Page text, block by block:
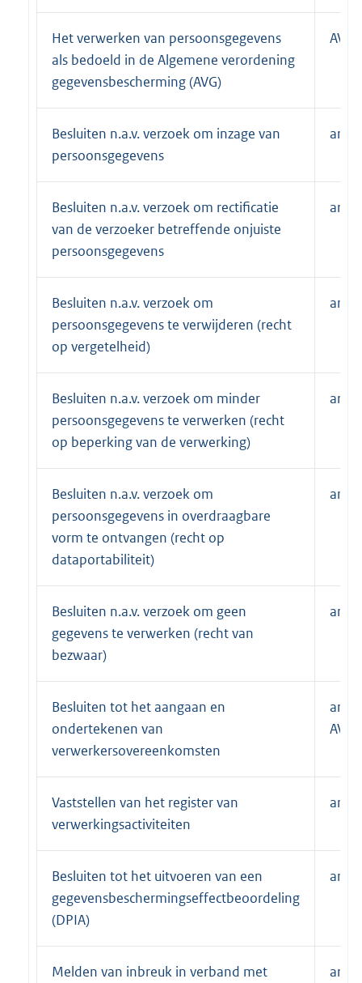
Het verwerken van persoonsgegevens
als bedoeld in de Algemene verordening
gegevensbescherming (AVG)
AVG
Besluiten n.a.v. verzoek om inzage van
persoonsgegevens
art.
Besluiten n.a.v. verzoek om rectificatie
van de verzoeker betreffende onjuiste
persoonsgegevens
art.
Besluiten n.a.v. verzoek om
persoonsgegevens te verwijderen (recht
op vergetelheid)
art.
Besluiten n.a.v. verzoek om minder
persoonsgegevens te verwerken (recht
op beperking van de verwerking)
art.
Besluiten n.a.v. verzoek om
persoonsgegevens in overdraagbare
vorm te ontvangen (recht op
dataportabiliteit)
art.
Besluiten n.a.v. verzoek om geen
gegevens te verwerken (recht van
bezwaar)
art.
Besluiten tot het aangaan en
ondertekenen van
verwerkersovereenkomsten
art.
AVG
Vaststellen van het register van
verwerkingsactiviteiten
art.
Besluiten tot het uitvoeren van een
gegevensbeschermingseffectbeoordeling
(DPIA)
art.
Melden van inbreuk in verband met
art.